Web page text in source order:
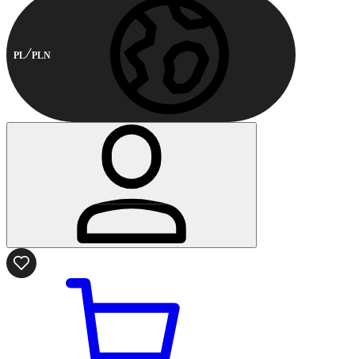
PL PLN